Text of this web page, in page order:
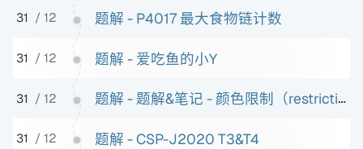
31 / 12 题解 - P4017 最大食物链计数
31 / 12 题解 - 爱吃鱼的小Y
31 / 12 题解 - 题解&笔记 - 颜色限制（restriction）& （树上）启发式合并
31 / 12 题解 - CSP-J2020 T3&T4